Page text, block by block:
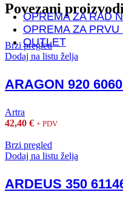
OPREMA ZA RAD
OPREMA ZA
OUTLET
Povezani
Brzi pregled
Dodaj na listu želja
ARAGON 920
Artra
42,40 € + PDV
Brzi pregled
Dodaj na listu želja
ARDEUS 350